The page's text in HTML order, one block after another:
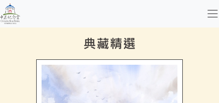
跳到主要內容
國立中正紀念堂管理處
網頁導覽